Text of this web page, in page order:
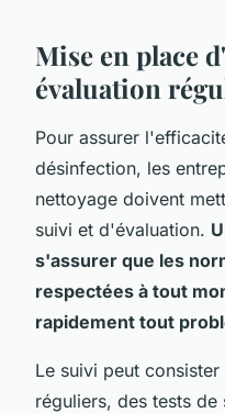
Mise en place
évaluation
Pour assurer
désinfection, les
nettoyage doivent
suivi et d'évaluation.
s'assurer que les
respectées à tout
rapidement tout
Le suivi peut
réguliers, des tests